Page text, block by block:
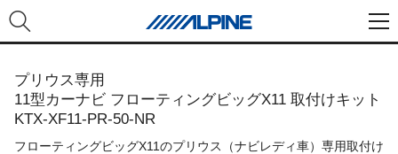
プリウス専用
11型カーナビ フローティングビッグX11 取付けキット
KTX-XF11-PR-50-NR
フローティングビッグX11のプリウス（ナビレディ車）専用取付け